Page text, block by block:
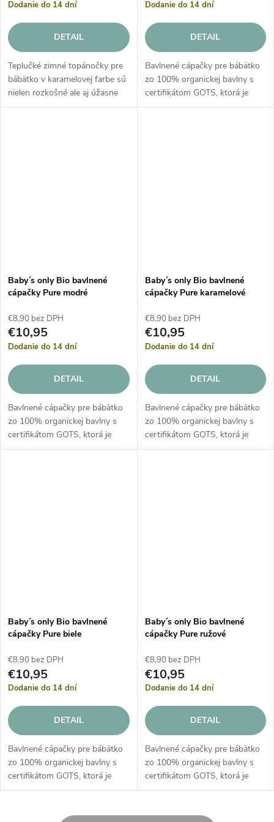
Dodanie do 14 dní
DETAIL
Teplučké zimné topánočky pre
bábätko v karamelovej farbe sú
nielen rozkošné ale aj úžasne
teplé počas zimných
Dodanie do 14 dní
DETAIL
Bavlnené cápačky pre bábätko
zo 100% organickej bavlny s
certifikátom GOTS, ktorá je
vhodná pre deti od narodenia s
Baby´s only Bio bavlnené
cápačky Pure modré
€8,90 bez DPH
€10,95
Dodanie do 14 dní
DETAIL
Bavlnené cápačky pre bábätko
zo 100% organickej bavlny s
certifikátom GOTS, ktorá je
vhodná pre deti od narodenia s
Baby´s only Bio bavlnené
cápačky Pure karamelové
€8,90 bez DPH
€10,95
Dodanie do 14 dní
DETAIL
Bavlnené cápačky pre bábätko
zo 100% organickej bavlny s
certifikátom GOTS, ktorá je
vhodná pre deti od narodenia s
Baby´s only Bio bavlnené
cápačky Pure biele
€8,90 bez DPH
€10,95
Dodanie do 14 dní
DETAIL
Bavlnené cápačky pre bábätko
zo 100% organickej bavlny s
certifikátom GOTS, ktorá je
vhodná pre deti od narodenia s
Baby´s only Bio bavlnené
cápačky Pure ružové
€8,90 bez DPH
€10,95
Dodanie do 14 dní
DETAIL
Bavlnené cápačky pre bábätko
zo 100% organickej bavlny s
certifikátom GOTS, ktorá je
vhodná pre deti od narodenia s
alergiami.